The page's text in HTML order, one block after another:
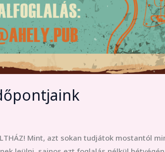
Mint, azt sokan tudjátok mostantól